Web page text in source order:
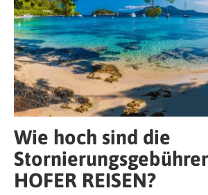
Wie hoch sind die
HOFER REISEN?